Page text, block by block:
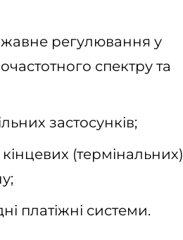
регулювання у
спектру та
застосунків;
(термінальних)
платіжні системи.